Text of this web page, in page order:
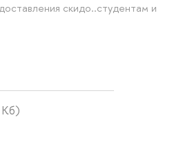
скидо..студентам и
Кб)